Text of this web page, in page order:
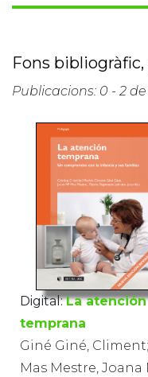
Fons
Publicacions: 0 - 2 de
Digital: La atención
temprana
Giné Giné, Climent;
Mas Mestre, Joana